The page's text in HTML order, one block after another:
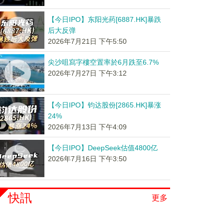
【今日IPO】东阳光药[6887.HK]暴跌
后大反弹
2026年7月21日 下午5:50
尖沙咀寫字樓空置率於6月跌至6.7%
2026年7月27日 下午3:12
【今日IPO】钧达股份[2865.HK]暴涨
24%
2026年7月13日 下午4:09
【今日IPO】DeepSeek估值4800亿
2026年7月16日 下午3:50
更多
快訊